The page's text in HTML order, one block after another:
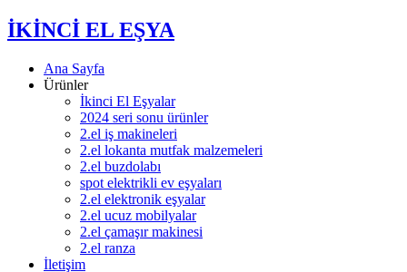
İKİNCİ EL EŞYA
Ana Sayfa
Ürünler
İkinci El Eşyalar
2024 seri sonu ürünler
2.el iş makineleri
2.el lokanta mutfak malzemeleri
2.el buzdolabı
spot elektrikli ev eşyaları
2.el elektronik eşyalar
2.el ucuz mobilyalar
2.el çamaşır makinesi
2.el ranza
İletişim